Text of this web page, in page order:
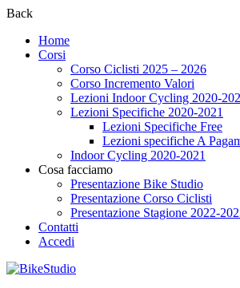
Back
Home
Corsi
Corso Ciclisti 2025 – 2026
Corso Incremento Valori
Lezioni Indoor Cycling 2020-
Lezioni Specifiche 2020-2021
Lezioni Specifiche Free
Lezioni specifiche A
Indoor Cycling 2020-2021
Cosa facciamo
Presentazione Bike Studio
Presentazione Corso Ciclisti
Presentazione Stagione 2022-
Contatti
Accedi